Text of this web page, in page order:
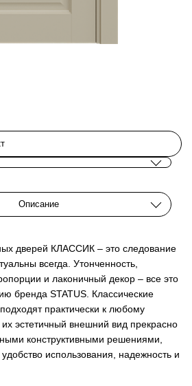
Описание
дверей КЛАССИК – это следование
всегда. Утонченность,
и лаконичный декор – все это
бренда STATUS. Классические
практически к любому
эстетичный внешний вид прекрасно
конструктивными решениями,
использования, надежность и